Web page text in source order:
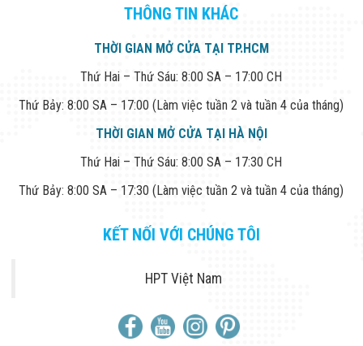
THÔNG TIN KHÁC
THỜI GIAN MỞ CỬA TẠI TP.HCM
Thứ Hai – Thứ Sáu: 8:00 SA – 17:00 CH
Thứ Bảy: 8:00 SA – 17:00 (Làm việc tuần 2 và tuần 4 của tháng)
THỜI GIAN MỞ CỬA TẠI HÀ NỘI
Thứ Hai – Thứ Sáu: 8:00 SA – 17:30 CH
Thứ Bảy: 8:00 SA – 17:30 (Làm việc tuần 2 và tuần 4 của tháng)
KẾT NỐI VỚI CHÚNG TÔI
HPT Việt Nam